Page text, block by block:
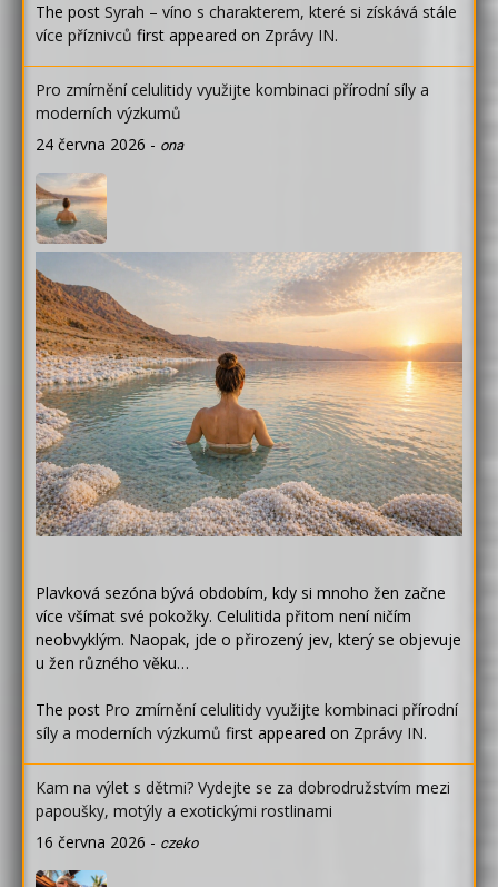
The post Syrah – víno s charakterem, které si získává stále
více příznivců first appeared on Zprávy IN.
Pro zmírnění celulitidy využijte kombinaci přírodní síly a
moderních výzkumů
24 června 2026 - ona
Plavková sezóna bývá obdobím, kdy si mnoho žen začne
více všímat své pokožky. Celulitida přitom není ničím
neobvyklým. Naopak, jde o přirozený jev, který se objevuje
u žen různého věku…
The post Pro zmírnění celulitidy využijte kombinaci přírodní
síly a moderních výzkumů first appeared on Zprávy IN.
Kam na výlet s dětmi? Vydejte se za dobrodružstvím mezi
papoušky, motýly a exotickými rostlinami
16 června 2026 - czeko